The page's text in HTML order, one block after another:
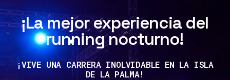
¡La mejor experiencia del
running nocturno!
¡VIVE UNA CARRERA INOLVIDABLE EN LA ISLA
DE LA PALMA!